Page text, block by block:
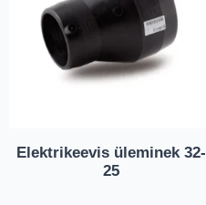
Elektrikeevis üleminek 32-
25